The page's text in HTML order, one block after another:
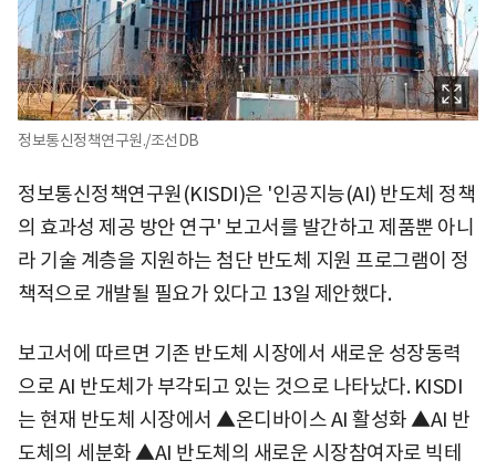
정보통신정책연구원./조선DB
정보통신정책연구원(KISDI)은 '인공지능(AI) 반도체 정책
의 효과성 제공 방안 연구' 보고서를 발간하고 제품뿐 아니
라 기술 계층을 지원하는 첨단 반도체 지원 프로그램이 정
책적으로 개발될 필요가 있다고 13일 제안했다.
보고서에 따르면 기존 반도체 시장에서 새로운 성장동력
으로 AI 반도체가 부각되고 있는 것으로 나타났다. KISDI
는 현재 반도체 시장에서 ▲온디바이스 AI 활성화 ▲AI 반
도체의 세분화 ▲AI 반도체의 새로운 시장참여자로 빅테